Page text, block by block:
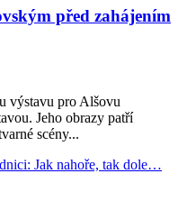
před zahájením
výstavu pro Alšovu
Jeho obrazy patří
scény...